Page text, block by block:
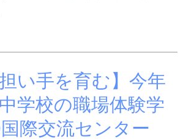
担い手を育む】今年
学校の職場体験学
際交流センター